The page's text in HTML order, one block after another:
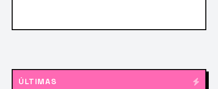
ÚLTIMAS